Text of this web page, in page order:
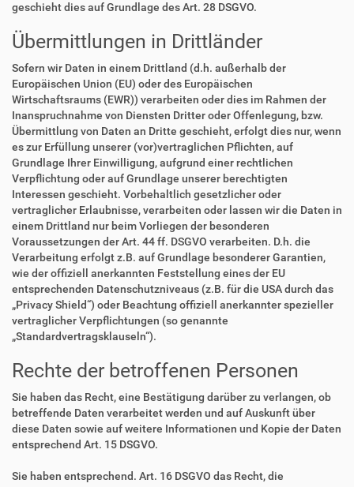
geschieht dies auf Grundlage des Art. 28 DSGVO.
Übermittlungen in Drittländer
Sofern wir Daten in einem Drittland (d.h. außerhalb der
Europäischen Union (EU) oder des Europäischen
Wirtschaftsraums (EWR)) verarbeiten oder dies im Rahmen der
Inanspruchnahme von Diensten Dritter oder Offenlegung, bzw.
Übermittlung von Daten an Dritte geschieht, erfolgt dies nur, wenn
es zur Erfüllung unserer (vor)vertraglichen Pflichten, auf
Grundlage Ihrer Einwilligung, aufgrund einer rechtlichen
Verpflichtung oder auf Grundlage unserer berechtigten
Interessen geschieht. Vorbehaltlich gesetzlicher oder
vertraglicher Erlaubnisse, verarbeiten oder lassen wir die Daten in
einem Drittland nur beim Vorliegen der besonderen
Voraussetzungen der Art. 44 ff. DSGVO verarbeiten. D.h. die
Verarbeitung erfolgt z.B. auf Grundlage besonderer Garantien,
wie der offiziell anerkannten Feststellung eines der EU
entsprechenden Datenschutzniveaus (z.B. für die USA durch das
„Privacy Shield“) oder Beachtung offiziell anerkannter spezieller
vertraglicher Verpflichtungen (so genannte
„Standardvertragsklauseln“).
Rechte der betroffenen Personen
Sie haben das Recht, eine Bestätigung darüber zu verlangen, ob
betreffende Daten verarbeitet werden und auf Auskunft über
diese Daten sowie auf weitere Informationen und Kopie der Daten
entsprechend Art. 15 DSGVO.
Sie haben entsprechend. Art. 16 DSGVO das Recht, die